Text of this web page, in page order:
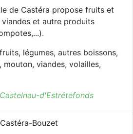
de Castéra propose fruits et
et autre produits
légumes, autres boissons,
mouton, viandes, volailles,
d'Estrétefonds
Bouzet